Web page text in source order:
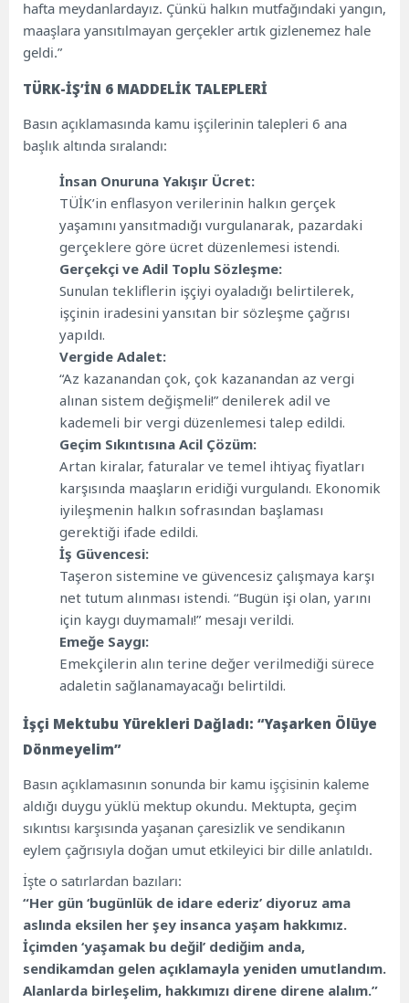
hafta meydanlardayız. Çünkü halkın mutfağındaki yangın,
maaşlara yansıtılmayan gerçekler artık gizlenemez hale
geldi.”
TÜRK-İŞ’İN 6 MADDELİK TALEPLERİ
Basın açıklamasında kamu işçilerinin talepleri 6 ana
başlık altında sıralandı:
İnsan Onuruna Yakışır Ücret:
TÜİK’in enflasyon verilerinin halkın gerçek
yaşamını yansıtmadığı vurgulanarak, pazardaki
gerçeklere göre ücret düzenlemesi istendi.
Gerçekçi ve Adil Toplu Sözleşme:
Sunulan tekliflerin işçiyi oyaladığı belirtilerek,
işçinin iradesini yansıtan bir sözleşme çağrısı
yapıldı.
Vergide Adalet:
“Az kazanandan çok, çok kazanandan az vergi
alınan sistem değişmeli!” denilerek adil ve
kademeli bir vergi düzenlemesi talep edildi.
Geçim Sıkıntısına Acil Çözüm:
Artan kiralar, faturalar ve temel ihtiyaç fiyatları
karşısında maaşların eridiği vurgulandı. Ekonomik
iyileşmenin halkın sofrasından başlaması
gerektiği ifade edildi.
İş Güvencesi:
Taşeron sistemine ve güvencesiz çalışmaya karşı
net tutum alınması istendi. “Bugün işi olan, yarını
için kaygı duymamalı!” mesajı verildi.
Emeğe Saygı:
Emekçilerin alın terine değer verilmediği sürece
adaletin sağlanamayacağı belirtildi.
İşçi Mektubu Yürekleri Dağladı: “Yaşarken Ölüye
Dönmeyelim”
Basın açıklamasının sonunda bir kamu işçisinin kaleme
aldığı duygu yüklü mektup okundu. Mektupta, geçim
sıkıntısı karşısında yaşanan çaresizlik ve sendikanın
eylem çağrısıyla doğan umut etkileyici bir dille anlatıldı.
İşte o satırlardan bazıları:
“Her gün ‘bugünlük de idare ederiz’ diyoruz ama
aslında eksilen her şey insanca yaşam hakkımız.
İçimden ‘yaşamak bu değil’ dediğim anda,
sendikamdan gelen açıklamayla yeniden umutlandım.
Alanlarda birleşelim, hakkımızı direne direne alalım.”